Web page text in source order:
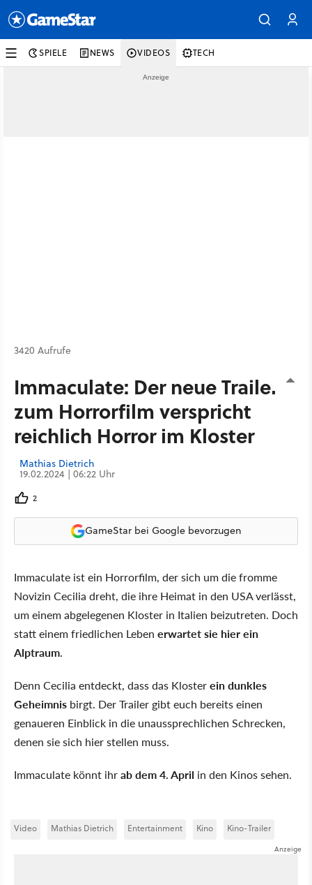
SPIELE NEWS VIDEOS TECH
3420 Aufrufe
Immaculate: Der neue Trailer
zum Horrorfilm verspricht
reichlich Horror im Kloster
Mathias Dietrich
19.02.2024 | 06:22 Uhr
2
GameStar bei Google bevorzugen
Immaculate ist ein Horrorfilm, der sich um die fromme
Novizin Cecilia dreht, die ihre Heimat in den USA verlässt,
um einem abgelegenen Kloster in Italien beizutreten. Doch
statt einem friedlichen Leben erwartet sie hier ein
Alptraum.
Denn Cecilia entdeckt, dass das Klosterein dunkles
Geheimnis birgt. Der Trailer gibt euch bereits einen
genaueren Einblick in die unaussprechlichen Schrecken,
denen sie sich hier stellen muss.
Immaculate könnt ihrab dem 4. April in den Kinos sehen.
Video Mathias Dietrich Entertainment Kino Kino-Trailer